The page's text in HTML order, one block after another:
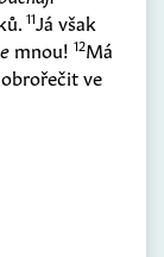
11Já však
mnou! 12Má
ve